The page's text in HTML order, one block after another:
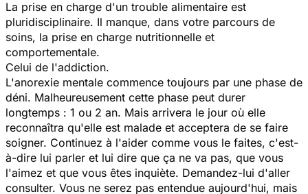
La prise en charge d'un trouble alimentaire est
pluridisciplinaire. Il manque, dans votre parcours de
soins, la prise en charge nutritionnelle et
comportementale.
Celui de l'addiction.
L'anorexie mentale commence toujours par une phase de
déni. Malheureusement cette phase peut durer
longtemps : 1 ou 2 an. Mais arrivera le jour où elle
reconnaîtra qu'elle est malade et acceptera de se faire
soigner. Continuez à l'aider comme vous le faites, c'est-
à-dire lui parler et lui dire que ça ne va pas, que vous
l'aimez et que vous êtes inquiète. Demandez-lui d'aller
consulter. Vous ne serez pas entendue aujourd'hui, mais